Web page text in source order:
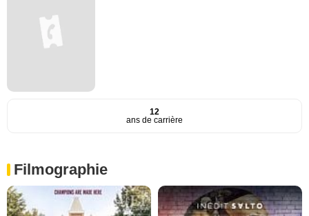
12
ans de carrière
Filmographie